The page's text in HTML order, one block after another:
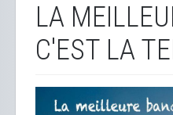
LA
C'EST LA